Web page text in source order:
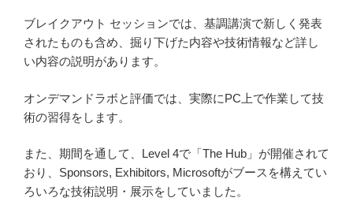
ブレイクアウト セッションでは、基調講演で新しく発表
されたものも含め、掘り下げた内容や技術情報など詳し
い内容の説明があります。
オンデマンドラボと評価では、実際にPC上で作業して技
術の習得をします。
また、期間を通して、Level 4で「The Hub」が開催されて
おり、Sponsors, Exhibitors, Microsoftがブースを構えてい
ろいろな技術説明・展示をしていました。